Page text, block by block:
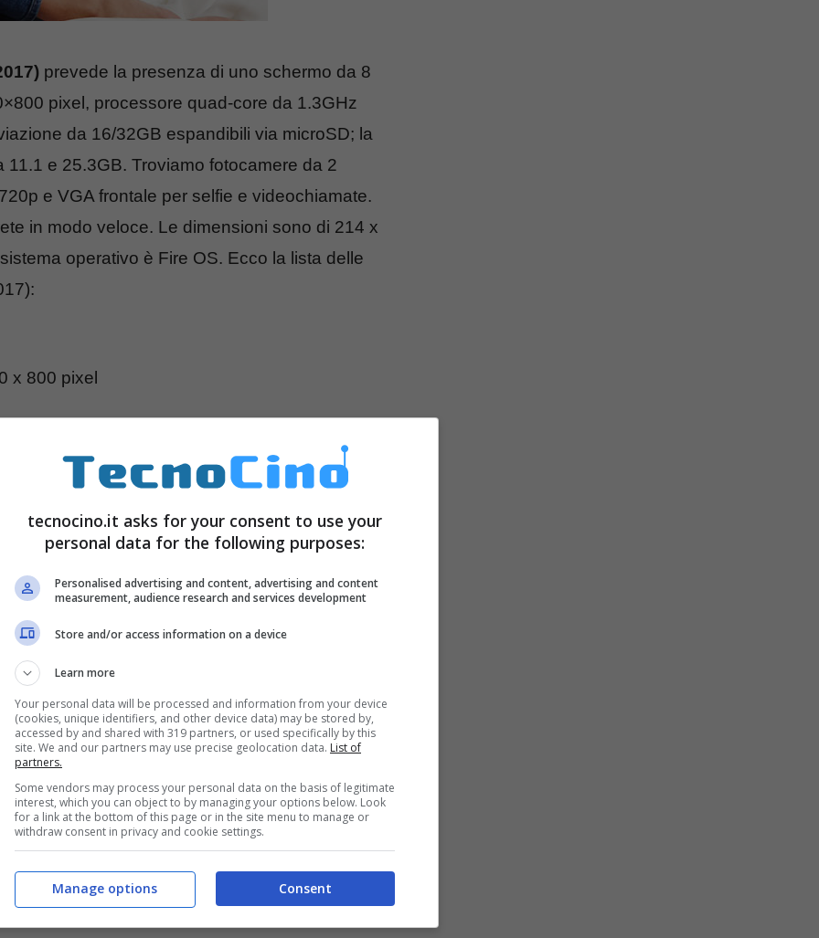
prevede la presenza di uno schermo da 8
pixel, processore quad-core da 1.3GHz
da 16/32GB espandibili via microSD; la
e 25.3GB. Troviamo fotocamere da 2
e VGA frontale per selfie e videochiamate.
in modo veloce. Le dimensioni sono di 214 x
operativo è Fire OS. Ecco la lista delle
x 800 pixel
peso di 369 grammi
dedicata alla parte audio. La batteria offre
tecnocino.it asks for your consent to use your
personal data for the following purposes:
Personalised advertising and content, advertising and content
measurement, audience research and services development
Store and/or access information on a device
Learn more
Your personal data will be processed and information from your device
(cookies, unique identifiers, and other device data) may be stored by,
accessed by and shared with 319 partners, or used specifically by this
site. We and our partners may use precise geolocation data. List of
partners.
Some vendors may process your personal data on the basis of legitimate
interest, which you can object to by managing your options below. Look
for a link at the bottom of this page or in the site menu to manage or
withdraw consent in privacy and cookie settings.
Consent
Manage options